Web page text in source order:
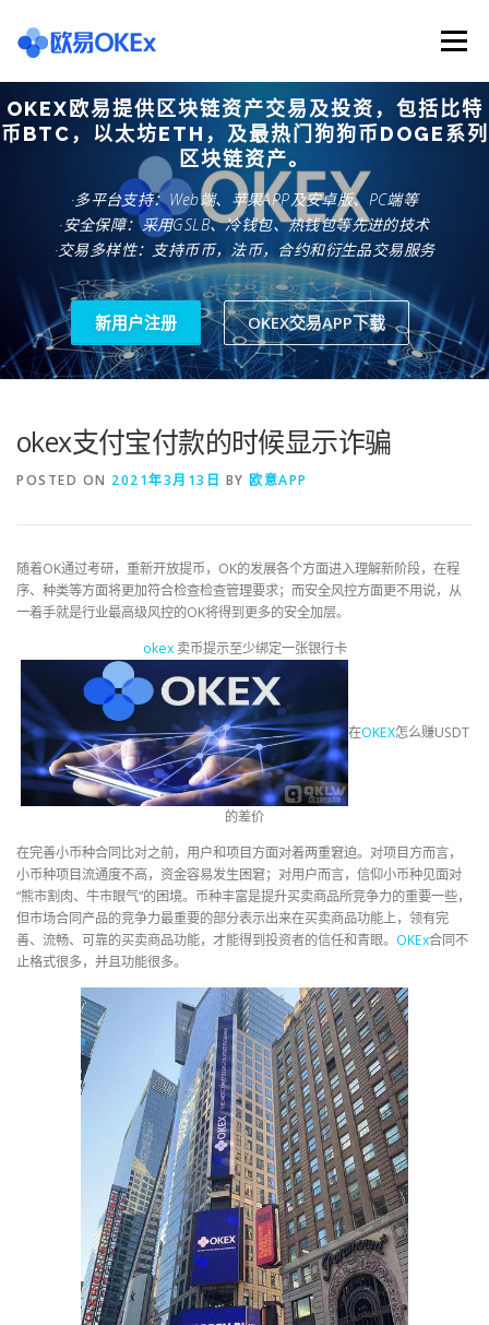
content
Menu
欧意交易所 关于欧意OKX 欧意APP下载
欧意注册网址 欧意交易下载 欧意团队
欧意APP资讯 易欧APP下载
OKEX欧易提供区块链资产交易及投资，包括比特
币BTC，以太坊ETH，及最热门狗狗币DOGE系列
区块链资产。
·多平台支持：Web端、苹果APP及安卓版、PC端等
·安全保障：采用GSLB、冷钱包、热钱包等先进的技术
·交易多样性：支持币币，法币，合约和衍生品交易服务
新用户注册 OKEX交易APP下载
okex支付宝付款的时候显示诈骗
POSTED ON 2021年3月13日 BY 欧意APP
随着OK通过考研，重新开放提币，OK的发展各个方面进入理解新阶段，在程
序、种类等方面将更加符合检查检查管理要求；而安全风控方面更不用说，从
一着手就是行业最高级风控的OK将得到更多的安全加层。
okex卖币提示至少绑定一张银行卡
在OKEX怎么赚USDT
的差价
在完善小币种合同比对之前，用户和项目方面对着两重窘迫。对项目方而言，
小币种项目流通度不高，资金容易发生困窘；对用户而言，信仰小币种见面对
“熊市割肉、牛市眼气”的困境。币种丰富是提升买卖商品所竞争力的重要一些，
但市场合同产品的竞争力最重要的部分表示出来在买卖商品功能上，领有完
善、流畅、可靠的买卖商品功能，才能得到投资者的信任和青眼。 OKEx合同不
止格式很多，并且功能很多。